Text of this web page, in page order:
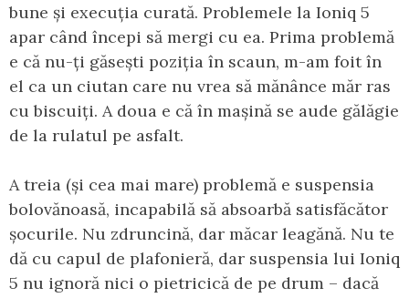
bune și execuția curată. Problemele la Ioniq 5
apar când începi să mergi cu ea. Prima problemă
e că nu-ți găsești poziția în scaun, m-am foit în
el ca un ciutan care nu vrea să mănânce măr ras
cu biscuiți. A doua e că în mașină se aude gălăgie
de la rulatul pe asfalt.
A treia (și cea mai mare) problemă e suspensia
bolovănoasă, incapabilă să absoarbă satisfăcător
șocurile. Nu zdruncină, dar măcar leagănă. Nu te
dă cu capul de plafonieră, dar suspensia lui Ioniq
5 nu ignoră nici o pietricică de pe drum – dacă